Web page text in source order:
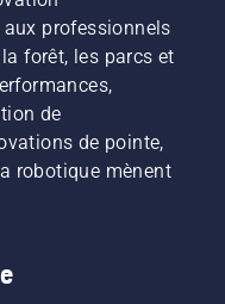
professionnels
forêt, les parcs et
de
de pointe,
robotique mènent